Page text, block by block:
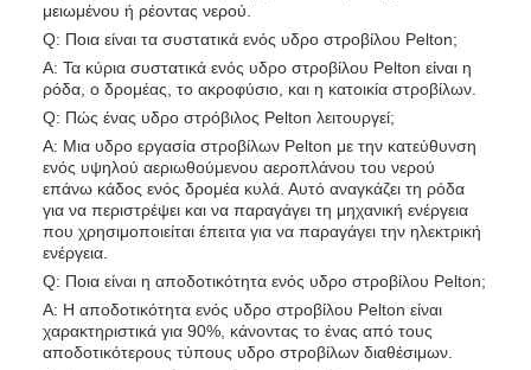
μειωμένου ή ρέοντας νερού.
Q: Ποια είναι τα συστατικά ενός υδρο στροβίλου Pelton;
Α: Τα κύρια συστατικά ενός υδρο στροβίλου Pelton είναι η
ρόδα, ο δρομέας, το ακροφύσιο, και η κατοικία στροβίλων.
Q: Πώς ένας υδρο στρόβιλος Pelton λειτουργεί;
Α: Μια υδρο εργασία στροβίλων Pelton με την κατεύθυνση
ενός υψηλού αεριωθούμενου αεροπλάνου του νερού
επάνω κάδος ενός δρομέα κυλά. Αυτό αναγκάζει τη ρόδα
για να περιστρέψει και να παραγάγει τη μηχανική ενέργεια
που χρησιμοποιείται έπειτα για να παραγάγει την ηλεκτρική
ενέργεια.
Q: Ποια είναι η αποδοτικότητα ενός υδρο στροβίλου Pelton;
Α: Η αποδοτικότητα ενός υδρο στροβίλου Pelton είναι
χαρακτηριστικά για 90%, κάνοντας το ένας από τους
αποδοτικότερους τύπους υδρο στροβίλων διαθέσιμων.